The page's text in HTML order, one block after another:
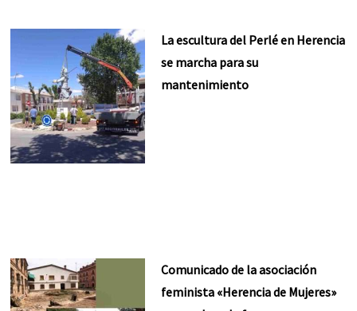
La escultura del Perlé en Herencia
se marcha para su
mantenimiento
Comunicado de la asociación
feminista «Herencia de Mujeres»